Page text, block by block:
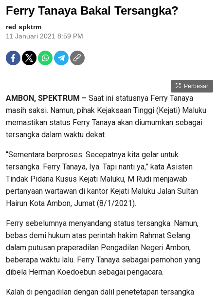
Ferry Tanaya Bakal Tersangka?
red spktrm
11 Januari 2021 8:59 PM
Perbesar
AMBON, SPEKTRUM – Saat ini statusnya Ferry Tanaya
masih saksi. Namun, pihak Kejaksaan Tinggi (Kejati) Maluku
memastikan status Ferry Tanaya akan diumumkan sebagai
tersangka dalam waktu dekat.
“Sementara berproses. Secepatnya kita gelar untuk
tersangka. Ferry Tanaya, Iya. Tapi nanti ya,” kata Asisten
Tindak Pidana Kusus Kejati Maluku, M Rudi menjawab
pertanyaan wartawan di kantor Kejati Maluku Jalan Sultan
Hairun Kota Ambon, Jumat (8/1/2021).
Ferry sebelumnya menyandang status tersangka. Namun,
bebas demi hukum atas perintah hakim Rahmat Selang
dalam putusan praperadilan Pengadilan Negeri Ambon,
beberapa waktu lalu. Ferry Tanaya sebagai pemohon yang
dibela Herman Koedoebun sebagai pengacara.
Kalah di pengadilan dengan dalil penetetapan tersangka